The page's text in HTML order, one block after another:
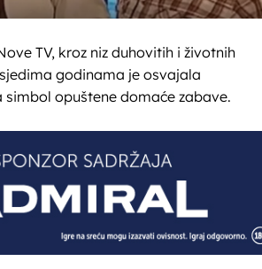
TV, kroz niz duhovitih i životnih
godinama je osvajala
opuštene domaće zabave.